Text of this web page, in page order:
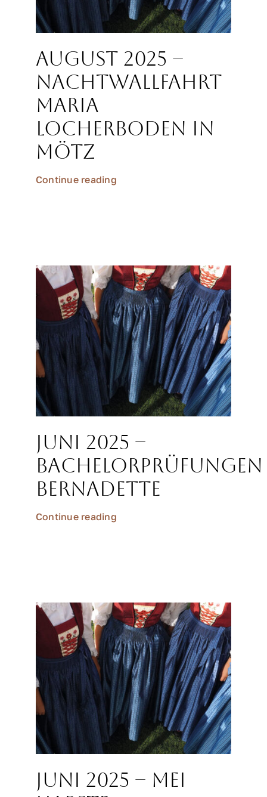
August 2025 –
Nachtwallfahrt
Maria
Locherboden in
Mötz
Continue reading
Juni 2025 –
Bachelorprüfungen
Bernadette
Continue reading
Juni 2025 – Mei